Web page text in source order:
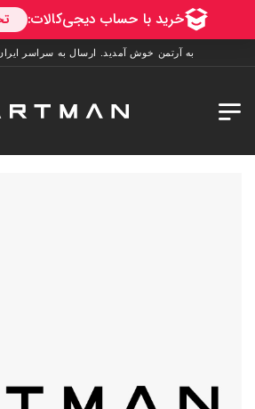
به آرتمن خوش آمدید. ارسال به سراسر ایران. 7 روز فرصت تست در منزل. 1 سال خدمات پس از فروش.